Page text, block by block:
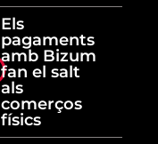
Els
pagaments
amb Bizum
fan el salt
als
comerços
físics